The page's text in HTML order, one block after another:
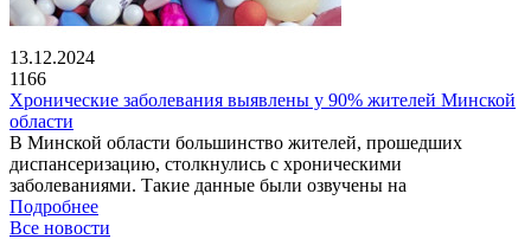
13.12.2024
1166
Хронические заболевания выявлены у 90% жителей Минской
области
В Минской области большинство жителей, прошедших
диспансеризацию, столкнулись с хроническими
заболеваниями. Такие данные были озвучены на
Подробнее
Все новости